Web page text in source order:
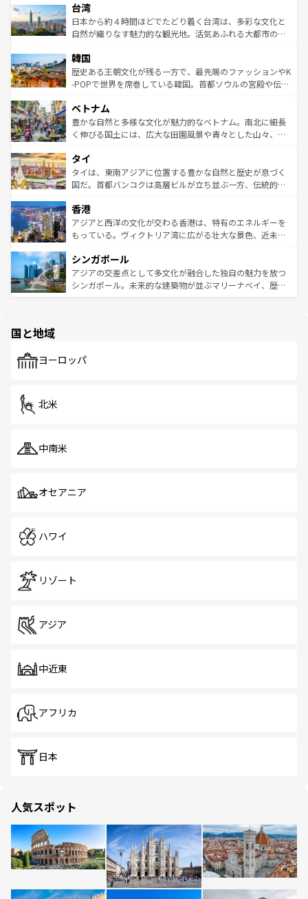
ならではの贅沢な旅のスタイルだ。 なお、新着のアメリカ
情報はコンテンツ一覧を参照してほしい。
れるおもてなしの心で訪れる人々を迎えてくれるハワイの
人々、おいしいローカルフードやハワイアンミュージッ
ク、伝統的なフラダンスなど、すべてがハワイの魅力を彩
ワイを、存分に味わってほしい。 なお、新着のハワイ情報
はコンテンツ一覧を参照してほしい。
リアリーフや大陸中央部にそびえるウルル（エアーズロッ
ク）、タスマニアの美しい原生林やケアンズの熱帯雨林な
ど、見どころがたくさん。また、カフェやワイン、オージ
いる。アクティビティも充実しており、サーフィンやダイ
ビング、ハイキングなど、アウトドア好きにはたまらな
い。オーストラリアの多彩な魅力を存分に味わいつくそ
参照してほしい。
台湾
日本から約４時間ほどでたどり着く台湾は、多彩な文化と
自然が織りなす魅力的な観光地。活気あふれる大都市の台
ン）、静ひつな山岳地帯である台湾東部など、都市の喧騒
と山間の静けさが共存しており、訪れる人に新しい発見と
驚きをもたらしてくれる。また、奥深い台湾の食文化も魅
容にもいいと評判のスイーツなど、バラエティ豊かな料理
が味わえる。 なお、新着の台湾情報は コンテンツ一覧を参
照してほしい。
韓国
歴史ある王朝文化が残る一方で、最先端のファッションやK
-POPで世界を席巻している韓国。首都ソウルの宮殿や伝統
き、地方に足を延ばせば四季折々の自然美を楽しむことが
できる。そして、キムチや焼肉、絶品のストリートフード
まで、さまざまな韓国料理が待っている。夜には、韓国な
リティに包まれながら、韓国の多彩な魅力を心ゆくまで味
わってみてほしい。 なお、新着の韓国情報はコンテンツ一
覧を参照してほしい。
ベトナム
豊かな自然と多様な文化が魅力的なベトナム。南北に細長
く伸びる国土には、広大な田園風景や青々とした山々、世
急速な発展と共に伝統が息づく。ハノイの古い町並みやホ
ーチミン市のフランス統治時代の建物も、独特の雰囲気を
醸し出している。また、バラエティの豊かさとおいしさで
とつ。フォーやバインミー、ベトナムコーヒーなどは、ぜ
ひ現地で味わいたい。どの地域を訪れてもあたたかい人々
が旅行者を迎えてくれるので、きっと忘れられない旅にな
参照してほしい。
タイ
タイは、東南アジアに位置する豊かな自然と歴史が息づく
国だ。首都バンコクは高層ビルが立ち並ぶ一方、伝統的な
の活気が交差している。北部ではチェンマイなどの山岳地
帯で自然と触れ合い、南部ではプーケットやクラビの美し
いビーチでリゾート気分を楽しむことができる。タイ料理
激する。気候は一年中温暖で、どの季節にも異なる楽しみ
が待っている。親しみやすいタイの人々、仏教を中心とし
た文化、そして多様な観光資源が、訪れる旅人を魅了し続
香港
アジアと西洋の文化が交わる香港は、特有のエネルギーを
もっている。ヴィクトリア湾に広がる壮大な景色、近未来
み、どこを訪れても感動するはず。観光スポットが密集し
ており、効率よく見どころを回れるのも魅力。息をのむよ
うな絶景から文化的な体験まで、香港を存分に楽しみ尽く
シンガポール
アジアの交差点として多文化が融合した独自の魅力を放つ
シンガポール。未来的な建築物が並ぶマリーナベイ、歴史
で、ホーカーズは地元の風情を楽しめる外せないスポット
国と地域
ヨーロッパ
北米
中南米
オセアニア
ハワイ
リゾート
アジア
中近東
アフリカ
日本
人気スポット